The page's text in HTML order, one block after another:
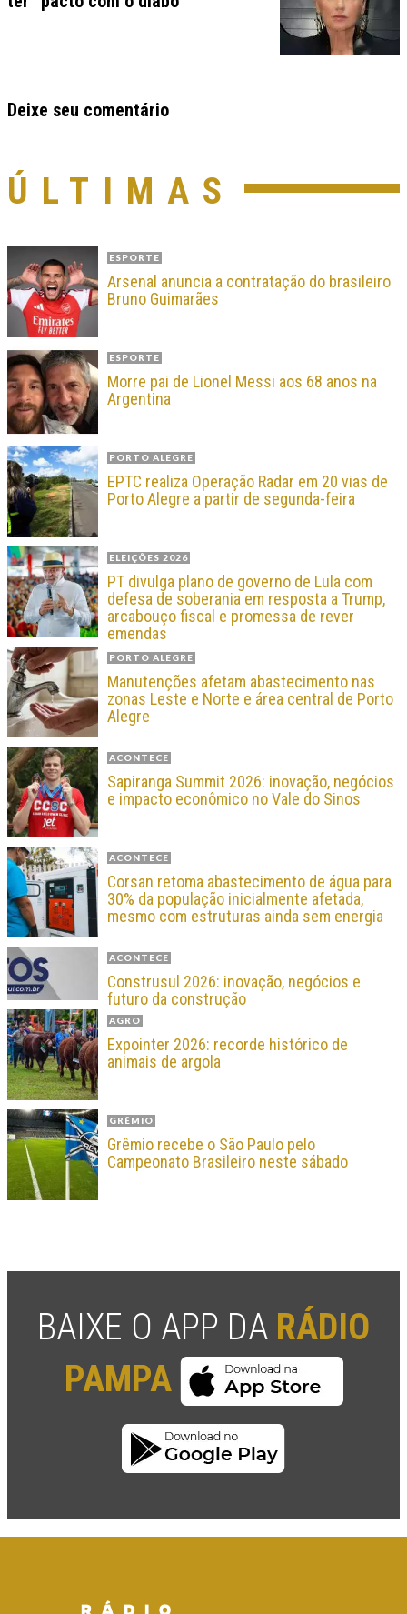
Deixe seu comentário
ÚLTIMAS
ESPORTE
Arsenal anuncia a contratação do brasileiro
Bruno Guimarães
ESPORTE
Morre pai de Lionel Messi aos 68 anos na
Argentina
PORTO ALEGRE
EPTC realiza Operação Radar em 20 vias de
Porto Alegre a partir de segunda-feira
ELEIÇÕES 2026
PT divulga plano de governo de Lula com
defesa de soberania em resposta a Trump,
arcabouço fiscal e promessa de rever
emendas
PORTO ALEGRE
Manutenções afetam abastecimento nas
zonas Leste e Norte e área central de Porto
Alegre
ACONTECE
Sapiranga Summit 2026: inovação, negócios
e impacto econômico no Vale do Sinos
ACONTECE
Corsan retoma abastecimento de água para
30% da população inicialmente afetada,
mesmo com estruturas ainda sem energia
ACONTECE
Construsul 2026: inovação, negócios e
futuro da construção
AGRO
Expointer 2026: recorde histórico de
animais de argola
GRÊMIO
Grêmio recebe o São Paulo pelo
Campeonato Brasileiro neste sábado
BAIXE O APP DA RÁDIO
PAMPA